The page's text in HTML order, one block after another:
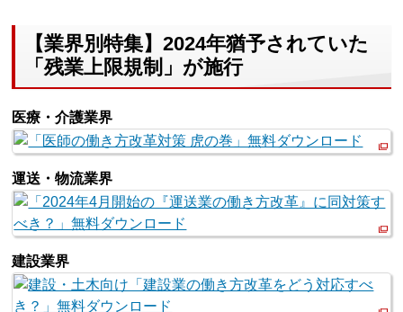
【業界別特集】2024年猶予されていた
「残業上限規制」が施行
医療・介護業界
運送・物流業界
建設業界